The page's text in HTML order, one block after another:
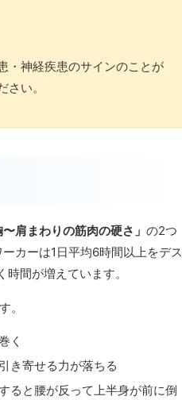
・神経疾患のサインのことが
い。
肩まわりの筋肉の硬さ」 の2つ
カーは1日平均6時間以上をデス
間が増えています。
。
く
き寄せる力が落ちる
ると腰が反って上半身が前に倒